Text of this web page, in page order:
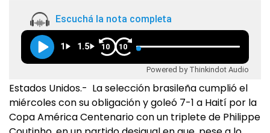
Escuchá la nota completa
1 1.5 10 10
Powered by Thinkindot Audio
Estados Unidos.- La selección brasileña cumplió el
miércoles con su obligación y goleó 7-1 a Haití por la
Copa América Centenario con un triplete de Philippe